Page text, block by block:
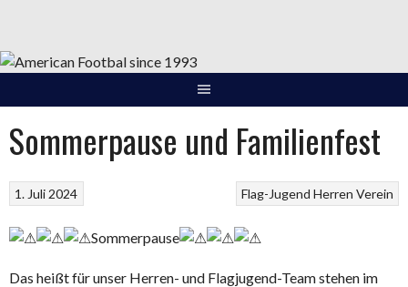
Inhalt
Sommerpause und Familienfest
Flag-Jugend Herren Verein
1. Juli 2024
Sommerpause
Das heißt für unser Herren- und Flagjugend-Team stehen im